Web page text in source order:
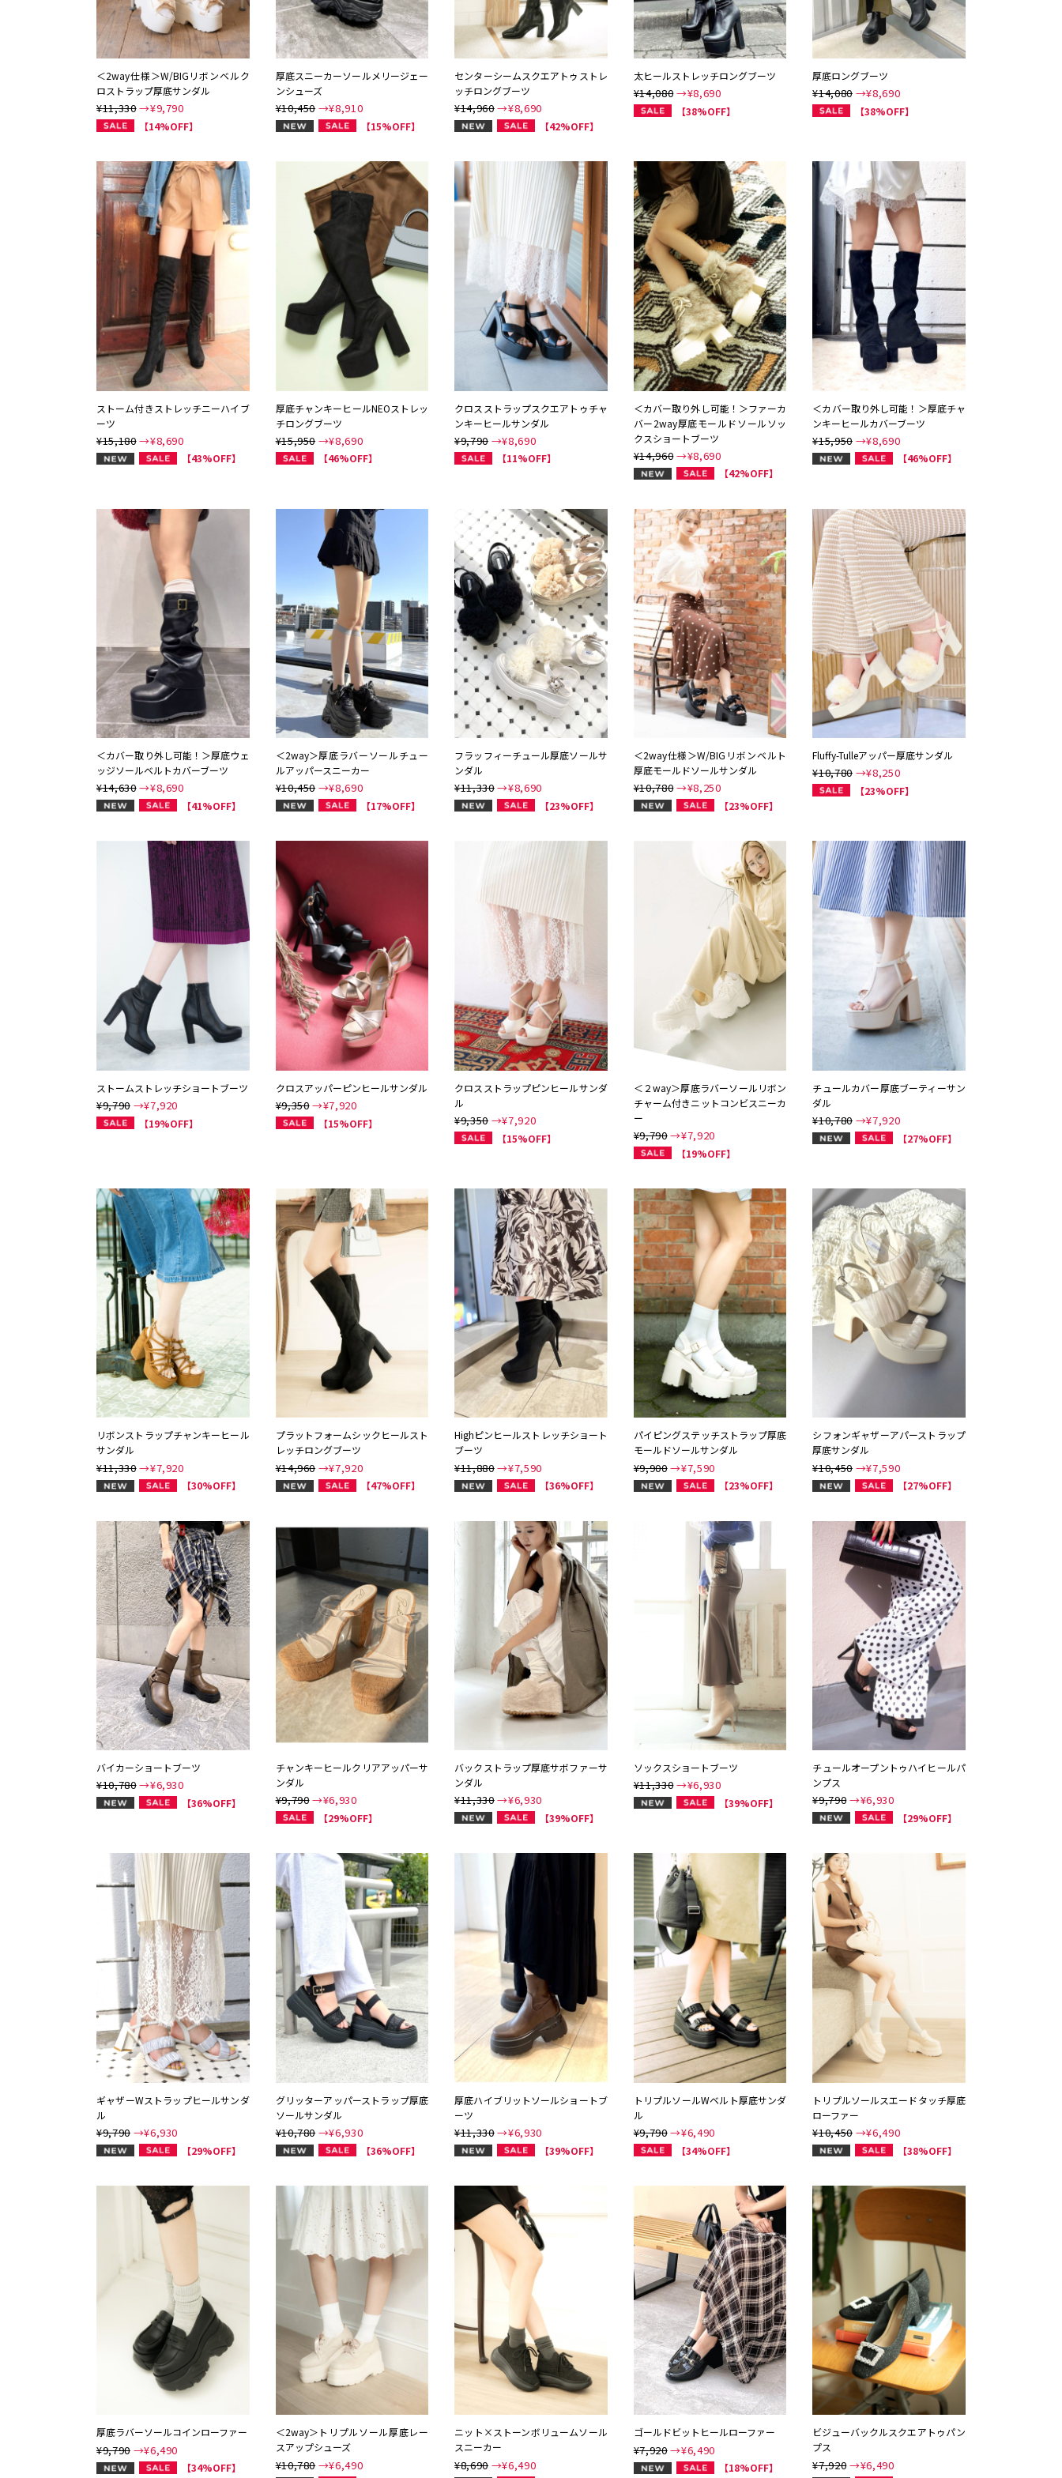
＜2way仕様＞W/BIGリボンベルク
ロストラップ厚底サンダル
¥11,330→¥9,790
【14%OFF】
厚底スニーカーソールメリージェー
ンシューズ
¥10,450 →¥8,910
NEW 【15%OFF】
センターシームスクエアトゥストレ
ッチロングブーツ
¥14,960→¥8,690
NEW 【42%OFF】
太ヒールストレッチロングブーツ
¥14,080→¥8,690
【38%OFF】
厚底ロングブーツ
¥14,080 →¥8,690
【38%OFF】
ストーム付きストレッチニーハイブ
ーツ
¥15,180→¥8,690
NEW 【43%OFF】
厚底チャンキーヒールNEOストレッ
チロングブーツ
¥15,950 →¥8,690
【46%OFF】
クロスストラップスクエアトゥチャ
ンキーヒールサンダル
¥9,790 →¥8,690
【11%OFF】
＜カバー取り外し可能！＞ファーカ
バー2way厚底モールドソールソッ
クスショートブーツ
¥14,960→¥8,690
NEW 【42%OFF】
＜カバー取り外し可能！＞厚底チャ
ンキーヒールカバーブーツ
¥15,950 →¥8,690
NEW 【46%OFF】
＜カバー取り外し可能！＞厚底ウェ
ッジソールベルトカバーブーツ
¥14,630→¥8,690
NEW 【41%OFF】
＜2way＞厚底ラバーソールチュー
ルアッパースニーカー
¥10,450 →¥8,690
NEW 【17%OFF】
フラッフィーチュール厚底ソールサ
ンダル
¥11,330→¥8,690
NEW 【23%OFF】
＜2way仕様＞W/BIGリボンベルト
厚底モールドソールサンダル
¥10,780→¥8,250
NEW 【23%OFF】
Fluffy-Tulleアッパー厚底サンダル
¥10,780 →¥8,250
【23%OFF】
ストームストレッチショートブーツ
¥9,790 →¥7,920
【19%OFF】
クロスアッパーピンヒールサンダル
¥9,350→¥7,920
【15%OFF】
クロスストラップピンヒールサンダ
ル
¥9,350 →¥7,920
【15%OFF】
＜２way＞厚底ラバーソールリボン
チャーム付きニットコンビスニーカ
ー
¥9,790→¥7,920
【19%OFF】
チュールカバー厚底ブーティーサン
ダル
¥10,780 →¥7,920
NEW 【27%OFF】
リボンストラップチャンキーヒール
サンダル
¥11,330→¥7,920
NEW 【30%OFF】
プラットフォームシックヒールスト
レッチロングブーツ
¥14,960 →¥7,920
NEW 【47%OFF】
Highピンヒールストレッチショート
ブーツ
¥11,880→¥7,590
NEW 【36%OFF】
パイピングステッチストラップ厚底
モールドソールサンダル
¥9,900→¥7,590
NEW 【23%OFF】
シフォンギャザーアパーストラップ
厚底サンダル
¥10,450 →¥7,590
NEW 【27%OFF】
バイカーショートブーツ
¥10,780→¥6,930
NEW 【36%OFF】
チャンキーヒールクリアアッパーサ
ンダル
¥9,790→¥6,930
【29%OFF】
バックストラップ厚底サボファーサ
ンダル
¥11,330→¥6,930
NEW 【39%OFF】
ソックスショートブーツ
¥11,330→¥6,930
NEW 【39%OFF】
チュールオープントゥハイヒールパ
ンプス
¥9,790→¥6,930
NEW 【29%OFF】
ギャザーWストラップヒールサンダ
ル
¥9,790 →¥6,930
NEW 【29%OFF】
グリッターアッパーストラップ厚底
ソールサンダル
¥10,780 →¥6,930
NEW 【36%OFF】
厚底ハイブリットソールショートブ
ーツ
¥11,330→¥6,930
NEW 【39%OFF】
トリプルソールWベルト厚底サンダ
ル
¥9,790→¥6,490
【34%OFF】
トリプルソールスエードタッチ厚底
ローファー
¥10,450 →¥6,490
NEW 【38%OFF】
厚底ラバーソールコインローファー
¥9,790 →¥6,490
NEW 【34%OFF】
＜2way＞トリプルソール厚底レー
スアップシューズ
¥10,780 →¥6,490
ニット×ストーンボリュームソール
スニーカー
¥8,690 →¥6,490
ゴールドビットヒールローファー
¥7,920→¥6,490
NEW 【18%OFF】
ビジューバックルスクエアトゥパン
プス
¥7,920→¥6,490